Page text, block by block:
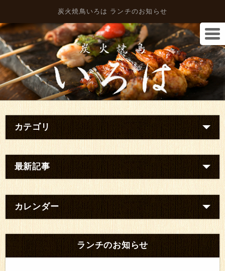
炭火焼鳥いろは ランチのお知らせ
カテゴリ
最新記事
カレンダー
ランチのお知らせ